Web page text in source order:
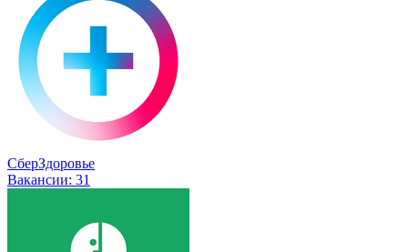
СберЗдоровье
Вакансии: 31